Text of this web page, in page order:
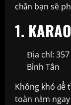
chắn bạn sẽ
1.
Địa chỉ:
Bình Tân
Không khó để
toàn nằm